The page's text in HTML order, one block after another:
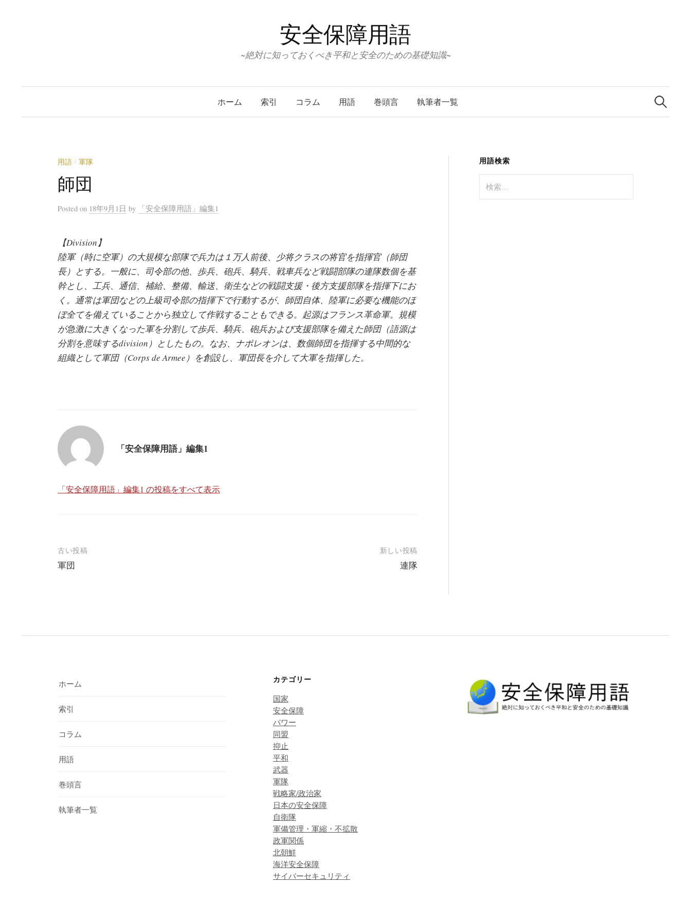
安全保障用語
~絶対に知っておくべき平和と安全のための基礎知識~
ホーム 索引 コラム 用語 巻頭言 執筆者一覧
検
索:
用語 / 軍隊
師団
Posted on 18年9月1日 by 「安全保障用語」編集1
【Division】
陸軍（時に空軍）の大規模な部隊で兵力は１万人前後、少将クラスの将官を指揮官（師団
長）とする。一般に、司令部の他、歩兵、砲兵、騎兵、戦車兵など戦闘部隊の連隊数個を基
幹とし、工兵、通信、補給、整備、輸送、衛生などの戦闘支援・後方支援部隊を指揮下にお
く。通常は軍団などの上級司令部の指揮下で行動するが、師団自体、陸軍に必要な機能のほ
ぼ全てを備えていることから独立して作戦することもできる。起源はフランス革命軍。規模
が急激に大きくなった軍を分割して歩兵、騎兵、砲兵および支援部隊を備えた師団（語源は
分割を意味するdivision）としたもの。なお、ナポレオンは、数個師団を指揮する中間的な
組織として軍団（Corps de Armee）を創設し、軍団長を介して大軍を指揮した。
「安全保障用語」編集1
「安全保障用語」編集1 の投稿をすべて表示
投
稿
ー
ン
古い投稿
軍団
新しい投稿
連隊
用語検索
索:
ホーム
索引
コラム
用語
巻頭言
執筆者一覧
カテゴリー
国家
安全保障
パワー
同盟
抑止
平和
武器
軍隊
戦略家/政治家
日本の安全保障
自衛隊
軍備管理・軍縮・不拡散
政軍関係
北朝鮮
海洋安全保障
サイバーセキュリティ